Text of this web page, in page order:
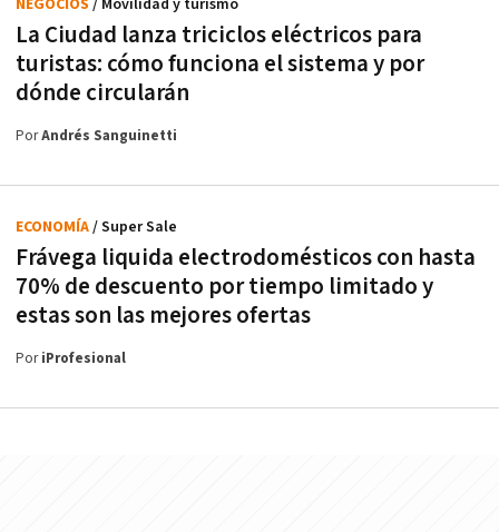
La Ciudad lanza triciclos eléctricos para
turistas: cómo funciona el sistema y por
dónde circularán
NEGOCIOS / Movilidad y turismo
PorAndrés Sanguinetti
Frávega liquida electrodomésticos con hasta
70% de descuento por tiempo limitado y
estas son las mejores ofertas
ECONOMÍA/ Super Sale
PoriProfesional